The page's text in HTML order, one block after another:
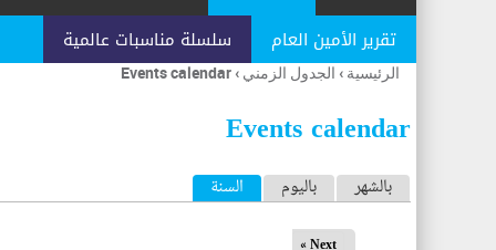
تقرير الأمين العام سلسلة مناسبات عالمية
أنت
هنا
الرئيسية › الجدول الزمني ›
Events calendar
Events calendar
ا بالشهر باليوم السنة (علامة التبويب النشطة)